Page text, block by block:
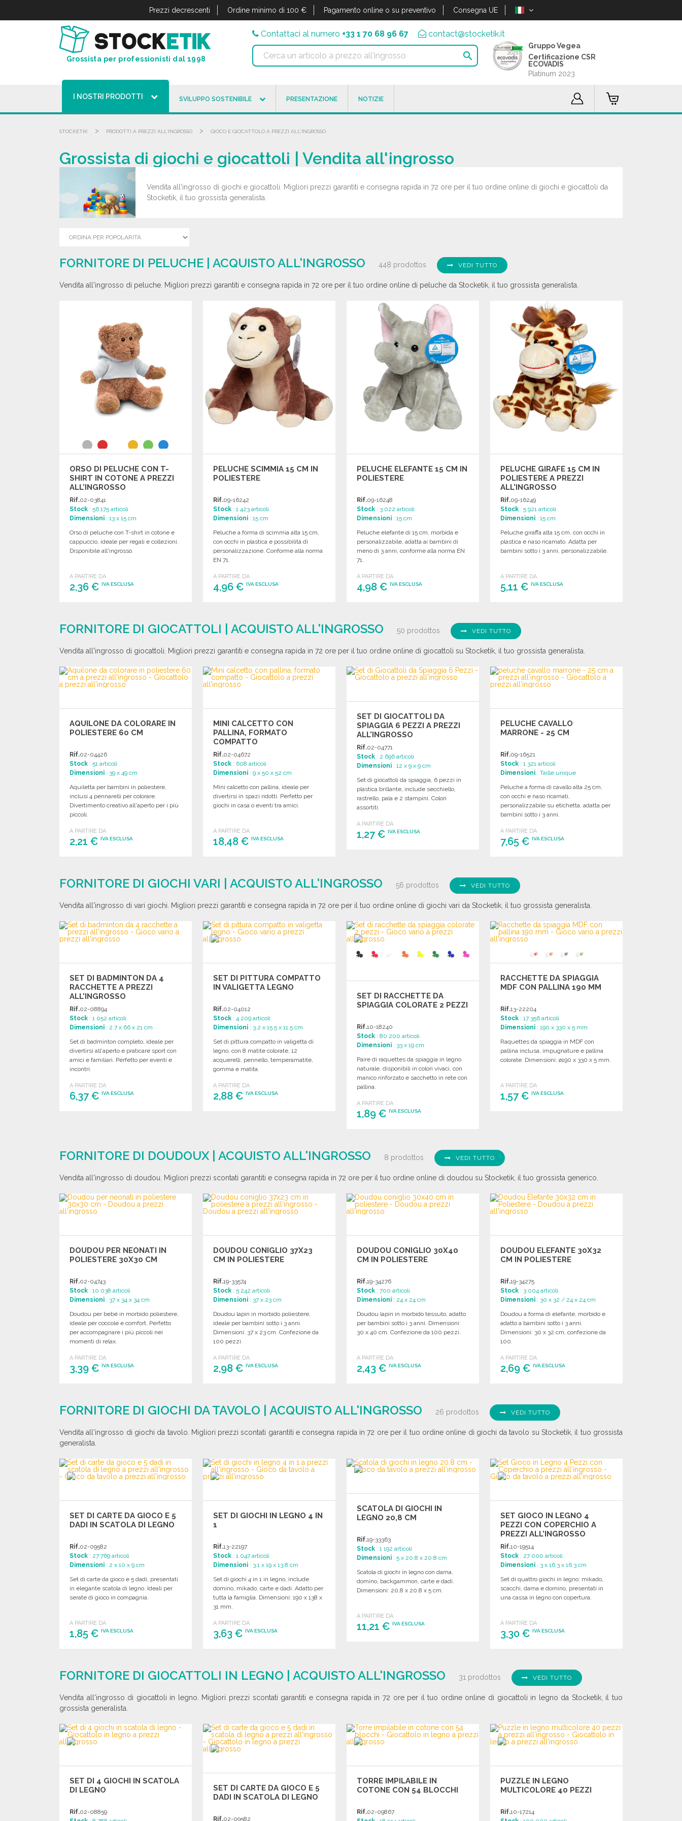
Prezzi decrescenti Ordine minimo di 100 € Pagamento online o su preventivo Consegna UE
Grossista per professionisti dal 1998
Contattaci al numero +33 1 70 68 96 67 contact@stocketik.it

Gruppo Vegea
Certificazione CSR
ECOVADIS
Platinum 2023
I NOSTRI PRODOTTI SVILUPPO SOSTENIBILE PRESENTAZIONE NOTIZIE
STOCKETIK > PRODOTTI A PREZZI ALL'INGROSSO > GIOCO E GIOCATTOLO A PREZZI ALL'INGROSSO
Grossista di giochi e giocattoli | Vendita all'ingrosso
Vendita all'ingrosso di giochi e giocattoli. Migliori prezzi garantiti e consegna rapida in 72 ore per il tuo ordine online di giochi e giocattoli da
Stocketik, il tuo grossista generalista.
FORNITORE DI PELUCHE | ACQUISTO ALL'INGROSSO 448 prodottos VEDI TUTTO
Vendita all'ingrosso di peluche. Migliori prezzi garantiti e consegna rapida in 72 ore per il tuo ordine online di peluche da Stocketik, il tuo grossista generalista.
ORSO DI PELUCHE CON T-
SHIRT IN COTONE A PREZZI
ALL'INGROSSO
Rif.02-03841
Stock : 56 175 articoli
Dimensioni : 13 x 15 cm
Orso di peluche con T-shirt in cotone e
cappuccio, ideale per regali e collezioni.
Disponibile all'ingrosso.
A PARTIRE DA
2,36 € IVA ESCLUSA
Richiedi un preventivo
PELUCHE SCIMMIA 15 CM IN
POLIESTERE
Rif.09-16242
Stock : 1 423 articoli
Dimensioni : 15 cm
Peluche a forma di scimmia alta 15 cm,
con occhi in plastica e possibilità di
personalizzazione. Conforme alla norma
EN 71.
A PARTIRE DA
4,96 €IVA ESCLUSA
Richiedi un preventivo
PELUCHE ELEFANTE 15 CM IN
POLIESTERE
Rif.09-16248
Stock : 3 022 articoli
Dimensioni : 15 cm
Peluche elefante di 15 cm, morbida e
personalizzabile, adatta ai bambini di
meno di 3 anni, conforme alla norma EN
71.
A PARTIRE DA
4,98 €IVA ESCLUSA
Richiedi un preventivo
PELUCHE GIRAFE 15 CM IN
POLIESTERE A PREZZI
ALL'INGROSSO
Rif.09-16249
Stock : 5 921 articoli
Dimensioni : 15 cm
Peluche giraffa alta 15 cm, con occhi in
plastica e naso ricamato. Adatta per
bambini sotto i 3 anni, personalizzabile.
A PARTIRE DA
5,11 €IVA ESCLUSA
FORNITORE DI GIOCATTOLI | ACQUISTO ALL'INGROSSO 50 prodottos VEDI TUTTO
Vendita all'ingrosso di giocattoli. Migliori prezzi garantiti e consegna rapida in 72 ore per il tuo ordine online di giocattoli su Stocketik, il tuo grossista generalista.
AQUILONE DA COLORARE IN
POLIESTERE 60 CM
Rif.02-04426
Stock : 51 articoli
Dimensioni : 39 x 49 cm
Aquiletta per bambini in poliestere,
inclusi 4 pennarelli per colorare.
Divertimento creativo all'aperto per i più
piccoli.
A PARTIRE DA
2,21 € IVA ESCLUSA
Richiedi un preventivo
MINI CALCETTO CON
PALLINA, FORMATO
COMPATTO
Rif.02-04672
Stock : 608 articoli
Dimensioni : 9 x 50 x 52 cm
Mini calcetto con pallina, ideale per
divertirsi in spazi ridotti. Perfetto per
giochi in casa o eventi tra amici.
A PARTIRE DA
18,48 €IVA ESCLUSA
Richiedi un preventivo
SET DI GIOCATTOLI DA
SPIAGGIA 6 PEZZI A PREZZI
ALL'INGROSSO
Rif.02-04771
Stock : 2 696 articoli
Dimensioni : 12 x 9 x 9 cm
Set di giocattoli da spiaggia, 6 pezzi in
plastica brillante, include secchiello,
rastrello, pala e 2 stampini. Colori
assortiti.
A PARTIRE DA
1,27 €IVA ESCLUSA
PELUCHE CAVALLO
MARRONE - 25 CM
Rif.09-16521
Stock : 1 321 articoli
Dimensioni : Taille unique
Peluche a forma di cavallo alta 25 cm,
con occhi e naso ricamati,
personalizzabile su etichetta, adatta per
bambini sotto i 3 anni.
A PARTIRE DA
7,65 €IVA ESCLUSA
FORNITORE DI GIOCHI VARI | ACQUISTO ALL'INGROSSO 56 prodottos VEDI TUTTO
Vendita all'ingrosso di vari giochi. Migliori prezzi garantiti e consegna rapida in 72 ore per il tuo ordine online di giochi vari da Stocketik, il tuo grossista generalista.
SET DI BADMINTON DA 4
RACCHETTE A PREZZI
ALL'INGROSSO
Rif.02-08894
Stock : 1 052 articoli
Dimensioni : 2.7 x 66 x 21 cm
Set di badminton completo, ideale per
divertirsi all'aperto e praticare sport con
amici e familiari. Perfetto per eventi e
incontri.
A PARTIRE DA
6,37 € IVA ESCLUSA
SET DI PITTURA COMPATTO
IN VALIGETTA LEGNO
Rif.02-04012
Stock : 4 209 articoli
Dimensioni : 3.2 x 15.5 x 11.5 cm
Set di pittura compatto in valigetta di
legno, con 8 matite colorate, 12
acquerelli, pennello, temperamatite,
gomma e matita.
A PARTIRE DA
2,88 €IVA ESCLUSA
SET DI RACCHETTE DA
SPIAGGIA COLORATE 2 PEZZI
Rif.10-18240
Stock : 80 200 articoli
Dimensioni : 33 x 19 cm
Paire di raquettes da spiaggia in legno
naturale, disponibili in colori vivaci, con
manico rinforzato e sacchetto in rete con
pallina.
A PARTIRE DA
1,89 €IVA ESCLUSA
Richiedi un preventivo
RACCHETTE DA SPIAGGIA
MDF CON PALLINA 190 MM
Rif.13-22204
Stock : 17 356 articoli
Dimensioni : 190 x 330 x 5 mm
Raquettes da spiaggia in MDF con
pallina inclusa, impugnature e pallina
colorate. Dimensioni: ø190 x 330 x 5 mm.
A PARTIRE DA
1,57 €IVA ESCLUSA
FORNITORE DI DOUDOUX | ACQUISTO ALL'INGROSSO 8 prodottos VEDI TUTTO
Vendita all'ingrosso di doudou. Migliori prezzi scontati garantiti e consegna rapida in 72 ore per il tuo ordine online di doudou su Stocketik, il tuo grossista generico.
DOUDOU PER NEONATI IN
POLIESTERE 30X30 CM
Rif.02-04743
Stock : 10 038 articoli
Dimensioni : 37 x 34 x 34 cm
Doudou per bebé in morbido poliestere,
ideale per coccole e comfort. Perfetto
per accompagnare i più piccoli nei
momenti di relax.
A PARTIRE DA
3,39 € IVA ESCLUSA
Richiedi un preventivo
DOUDOU CONIGLIO 37X23
CM IN POLIESTERE
Rif.19-33574
Stock : 5 242 articoli
Dimensioni : 37 x 23 cm
Doudou lapin in morbido poliestere,
ideale per bambini sotto i 3 anni.
Dimensioni: 37 x 23 cm. Confezione da
100 pezzi.
A PARTIRE DA
2,98 €IVA ESCLUSA
Richiedi un preventivo
DOUDOU CONIGLIO 30X40
CM IN POLIESTERE
Rif.19-34276
Stock : 700 articoli
Dimensioni : 24 x 24 cm
Doudou lapin in morbido tessuto, adatto
per bambini sotto i 3 anni. Dimensioni:
30 x 40 cm. Confezione da 100 pezzi.
A PARTIRE DA
2,43 €IVA ESCLUSA
Richiedi un preventivo
DOUDOU ELEFANTE 30X32
CM IN POLIESTERE
Rif.19-34275
Stock : 3 004 articoli
Dimensioni : 30 x 32 / 24 x 24 cm
Doudou a forma di elefante, morbido e
adatto a bambini sotto i 3 anni.
Dimensioni: 30 x 32 cm, confezione da
100.
A PARTIRE DA
2,69 €IVA ESCLUSA
Richiedi un preventivo
FORNITORE DI GIOCHI DA TAVOLO | ACQUISTO ALL'INGROSSO 26 prodottos VEDI TUTTO
Vendita all'ingrosso di giochi da tavolo. Migliori prezzi scontati garantiti e consegna rapida in 72 ore per il tuo ordine online di giochi da tavolo su Stocketik, il tuo grossista
generalista.
SET DI CARTE DA GIOCO E 5
DADI IN SCATOLA DI LEGNO
Rif.02-09582
Stock : 27 769 articoli
Dimensioni : 2 x 10 x 9 cm
Set di carte da gioco e 5 dadi, presentati
in elegante scatola di legno. Ideali per
serate di gioco in compagnia.
A PARTIRE DA
1,85 € IVA ESCLUSA
Richiedi un preventivo
SET DI GIOCHI IN LEGNO 4 IN
1
Rif.13-22197
Stock : 1 047 articoli
Dimensioni : 3.1 x 19 x 13.8 cm
Set di giochi 4 in 1 in legno, include
domino, mikado, carte e dadi. Adatto per
tutta la famiglia. Dimensioni: 190 x 138 x
31 mm.
A PARTIRE DA
3,63 €IVA ESCLUSA
Richiedi un preventivo
SCATOLA DI GIOCHI IN
LEGNO 20,8 CM
Rif.19-33363
Stock : 1 192 articoli
Dimensioni : 5 x 20.8 x 20.8 cm
Scatola di giochi in legno con dama,
domino, backgammon, carte e dadi.
Dimensioni: 20,8 x 20,8 x 5 cm.
A PARTIRE DA
11,21 €IVA ESCLUSA
SET GIOCO IN LEGNO 4
PEZZI CON COPERCHIO A
PREZZI ALL'INGROSSO
Rif.10-19514
Stock : 27 000 articoli
Dimensioni : 3 x 16.3 x 16.3 cm
Set di quattro giochi in legno: mikado,
scacchi, dama e domino, presentati in
una cassa in legno con copertura.
A PARTIRE DA
3,30 €IVA ESCLUSA
Richiedi un preventivo
FORNITORE DI GIOCATTOLI IN LEGNO | ACQUISTO ALL'INGROSSO 31 prodottos VEDI TUTTO
Vendita all'ingrosso di giocattoli in legno. Migliori prezzi scontati garantiti e consegna rapida in 72 ore per il tuo ordine online di giocattoli in legno da Stocketik, il tuo
grossista generalista.
SET DI 4 GIOCHI IN SCATOLA
DI LEGNO
Rif.02-08859
SET DI CARTE DA GIOCO E 5
DADI IN SCATOLA DI LEGNO
Rif.02-09582
TORRE IMPILABILE IN
COTONE CON 54 BLOCCHI
Rif.02-09867
PUZZLE IN LEGNO
MULTICOLORE 40 PEZZI
Rif.10-17214